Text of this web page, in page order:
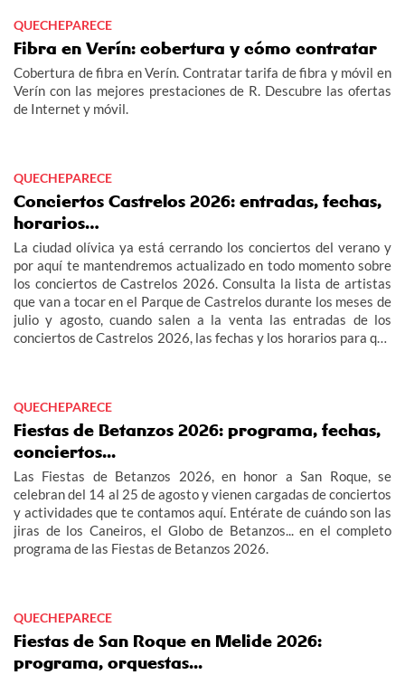
QUECHEPARECE
Fibra en Verín: cobertura y cómo contratar
Cobertura de fibra en Verín. Contratar tarifa de fibra y móvil en
Verín con las mejores prestaciones de R. Descubre las ofertas
de Internet y móvil.
QUECHEPARECE
Conciertos Castrelos 2026: entradas, fechas,
horarios…
La ciudad olívica ya está cerrando los conciertos del verano y
por aquí te mantendremos actualizado en todo momento sobre
los conciertos de Castrelos 2026. Consulta la lista de artistas
que van a tocar en el Parque de Castrelos durante los meses de
julio y agosto, cuando salen a la venta las entradas de los
conciertos de Castrelos 2026, las fechas y los horarios para que
QUECHEPARECE
Fiestas de Betanzos 2026: programa, fechas,
conciertos...
Las Fiestas de Betanzos 2026, en honor a San Roque, se
celebran del 14 al 25 de agosto y vienen cargadas de conciertos
y actividades que te contamos aquí. Entérate de cuándo son las
jiras de los Caneiros, el Globo de Betanzos... en el completo
programa de las Fiestas de Betanzos 2026.
QUECHEPARECE
Fiestas de San Roque en Melide 2026:
programa, orquestas...